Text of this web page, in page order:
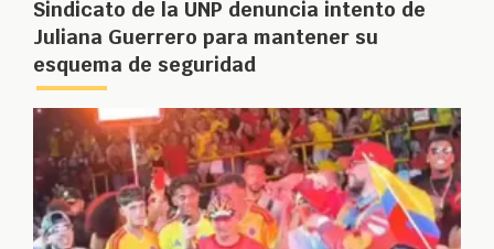
Sindicato de la UNP denuncia intento de
Juliana Guerrero para mantener su
esquema de seguridad